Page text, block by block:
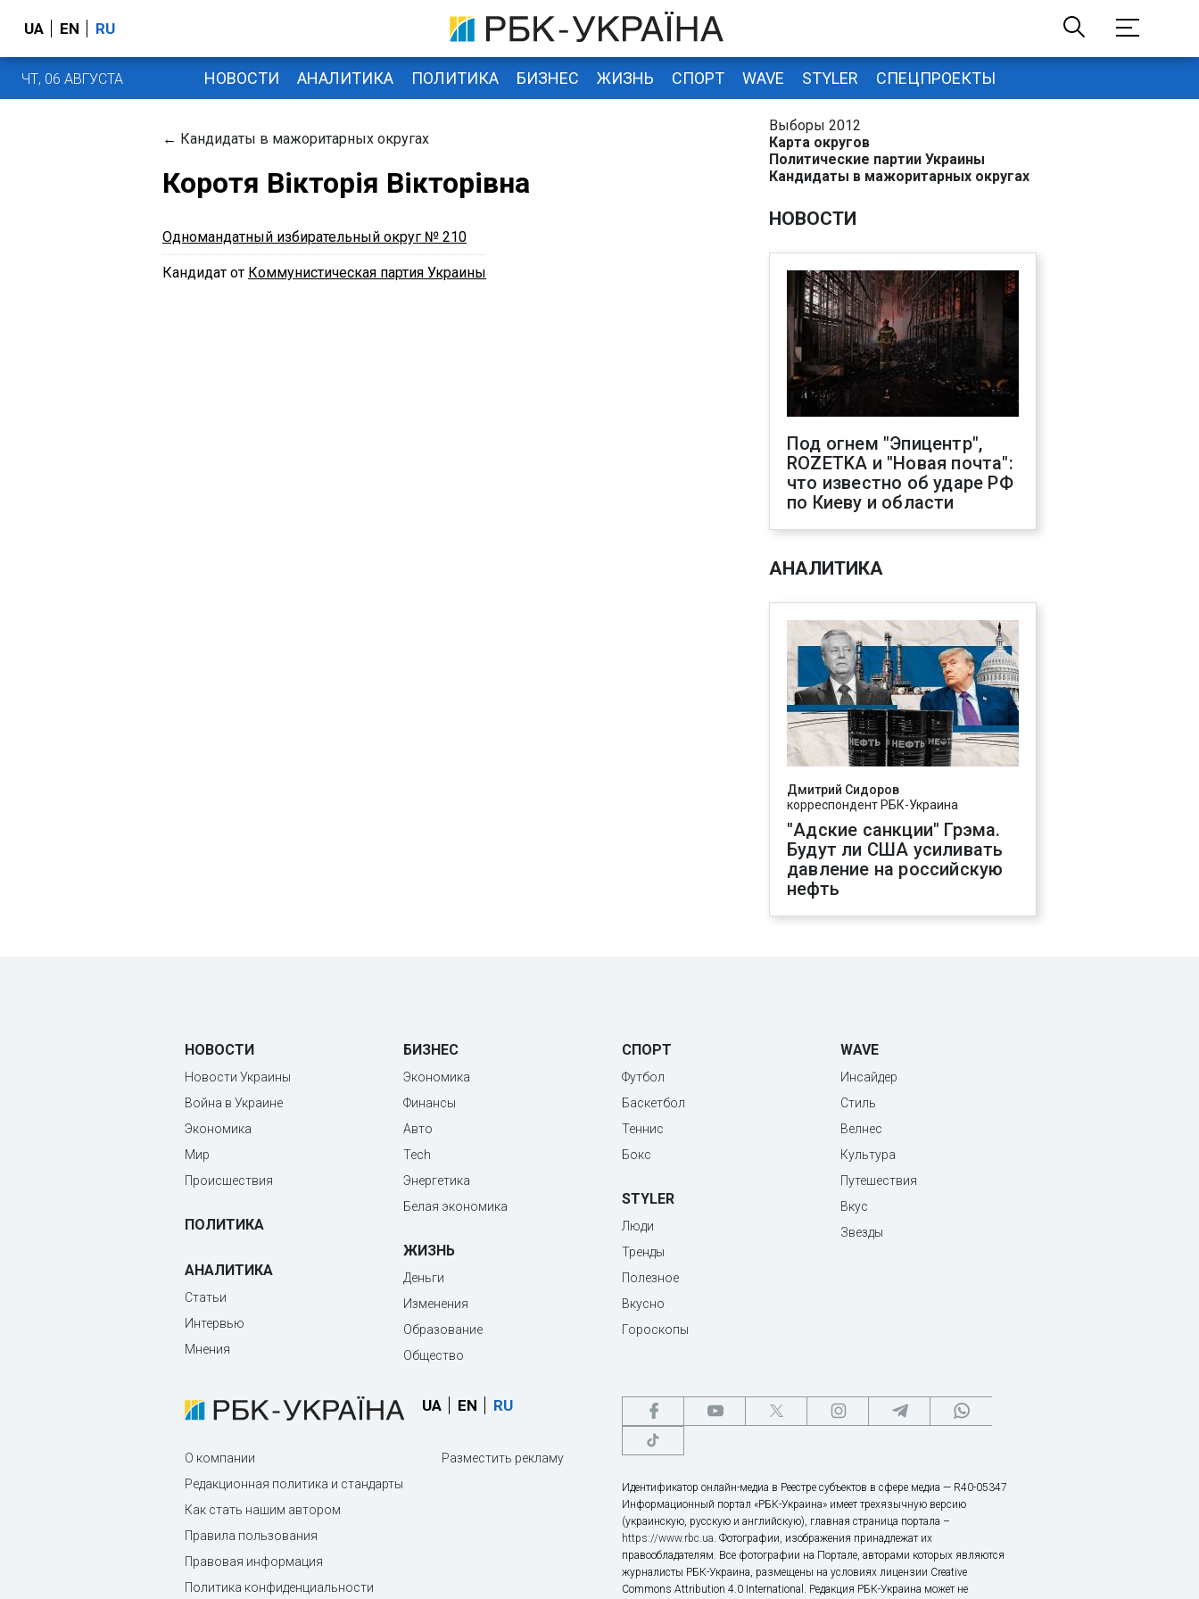
UA EN RU
ЧТ, 06 АВГУСТА НОВОСТИ АНАЛИТИКА ПОЛИТИКА БИЗНЕС ЖИЗНЬ СПОРТ WAVE STYLER СПЕЦПРОЕКТЫ
← Кандидаты в мажоритарных округах
Коротя Вікторія Вікторівна
Одномандатный избирательный округ № 210
Кандидат от Коммунистическая партия Украины
Выборы 2012
Карта округов
Политические партии Украины
Кандидаты в мажоритарных округах
НОВОСТИ
Под огнем "Эпицентр",
ROZETKA и "Новая почта":
что известно об ударе РФ
по Киеву и области
АНАЛИТИКА
Дмитрий Сидоров
корреспондент РБК-Украина
"Адские санкции" Грэма.
Будут ли США усиливать
давление на российскую
нефть
НОВОСТИ
Новости Украины
Война в Украине
Экономика
Мир
Происшествия
ПОЛИТИКА
АНАЛИТИКА
Статьи
Интервью
Мнения
БИЗНЕС
Экономика
Финансы
Авто
Tech
Энергетика
Белая экономика
ЖИЗНЬ
Деньги
Изменения
Образование
Общество
СПОРТ
Футбол
Баскетбол
Теннис
Бокс
STYLER
Люди
Тренды
Полезное
Вкусно
Гороскопы
WAVE
Инсайдер
Стиль
Велнес
Культура
Путешествия
Вкус
Звезды
UA EN RU
О компании
Редакционная политика и стандарты
Как стать нашим автором
Правила пользования
Правовая информация
Политика конфиденциальности
Разместить рекламу
Идентификатор онлайн-медиа в Реестре субъектов в сфере медиа — R40-05347
Информационный портал «РБК-Украина» имеет трехязычную версию
(украинскую, русскую и английскую), главная страница портала –
https://www.rbc.ua. Фотографии, изображения принадлежат их
правообладателям. Все фотографии на Портале, авторами которых являются
журналисты РБК-Украина, размещены на условиях лицензии Creative
Commons Attribution 4.0 International. Редакция РБК-Украина может не